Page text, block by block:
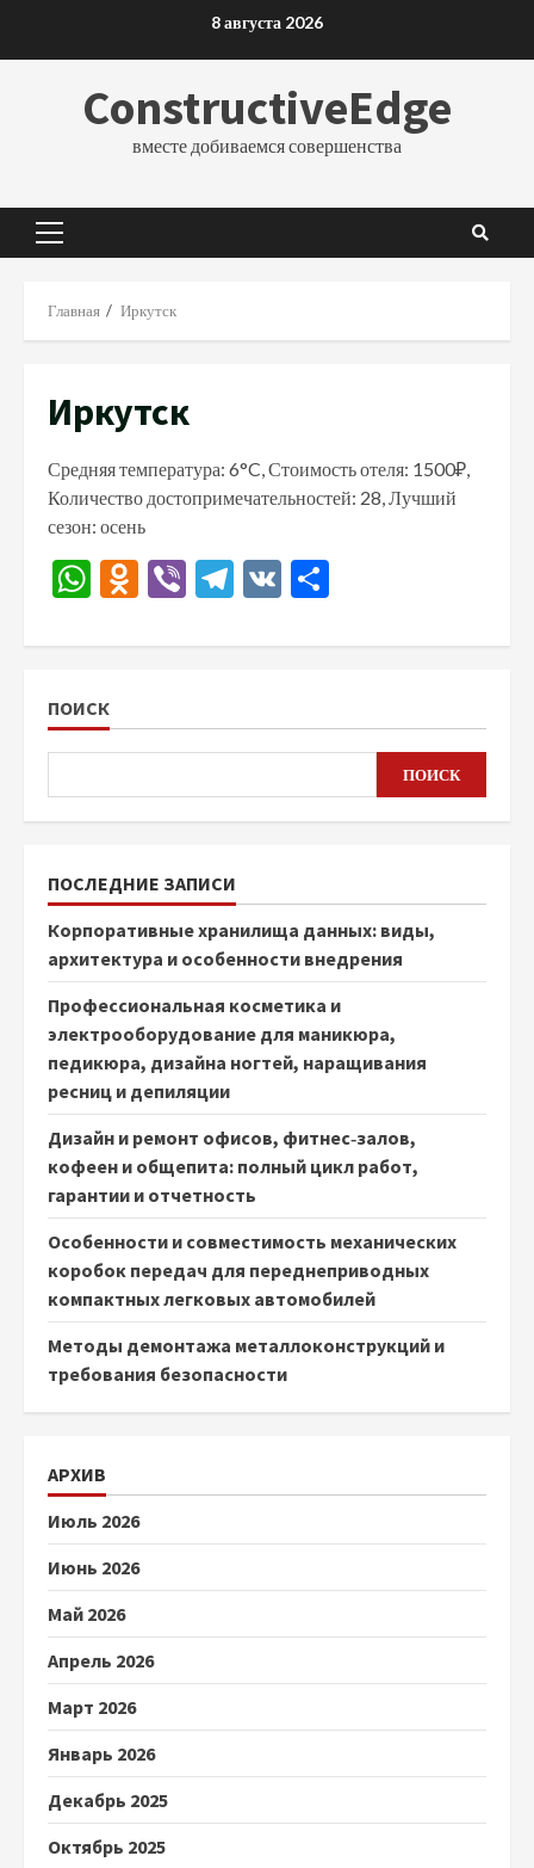
8 августа 2026
ConstructiveEdge
вместе добиваемся совершенства
Основное
Главная Иркутск
Иркутск
Средняя температура: 6°C, Стоимость отеля: 1500₽,
Количество достопримечательностей: 28, Лучший
сезон: осень
WhatsApp
Odnoklassniki
ViberTelegram
VK
ПОИСК
ПОИСК
ПОСЛЕДНИЕ ЗАПИСИ
Корпоративные хранилища данных: виды,
архитектура и особенности внедрения
Профессиональная косметика и
электрооборудование для маникюра,
педикюра, дизайна ногтей, наращивания
ресниц и депиляции
Дизайн и ремонт офисов, фитнес‑залов,
кофеен и общепита: полный цикл работ,
гарантии и отчетность
Особенности и совместимость механических
коробок передач для переднеприводных
компактных легковых автомобилей
Методы демонтажа металлоконструкций и
требования безопасности
АРХИВ
Июль 2026
Июнь 2026
Май 2026
Апрель 2026
Март 2026
Январь 2026
Декабрь 2025
Октябрь 2025